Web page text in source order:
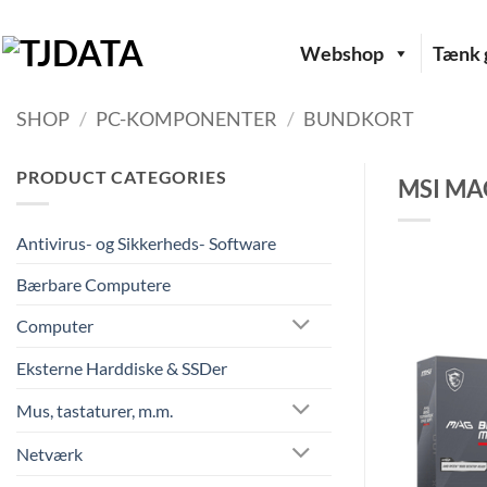
til
indhold
Webshop Tænk
SHOP / PC-KOMPONENTER / BUNDKORT
PRODUCT CATEGORIES
Antivirus- og Sikkerheds- Software
Bærbare Computere
Computer
Eksterne Harddiske & SSDer
Mus, tastaturer, m.m.
Netværk
MSI